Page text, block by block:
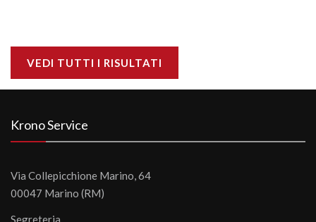
VEDI TUTTI I RISULTATI
Krono Service
Via Collepicchione Marino, 64
00047 Marino (RM)
Segreteria